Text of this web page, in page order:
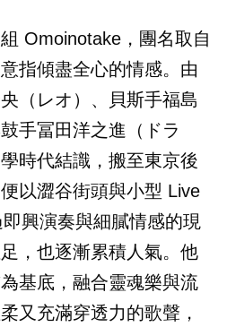
Omoinotake，團名取自
指傾盡全心的情感。由
（レオ）、貝斯手福島
手冨田洋之進（ドラ
時代結識，搬至東京後
以澀谷街頭與小型 Live
興演奏與細膩情感的現
，也逐漸累積人氣。他
基底，融合靈魂樂與流
又充滿穿透力的歌聲，